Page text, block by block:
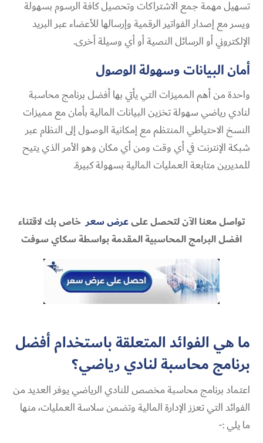
تسهيل مهمة جمع الاشتراكات وتحصيل كافة الرسوم بسهولة
ويسر مع إصدار الفواتير الرقمية وإرسالها للأعضاء عبر البريد
الإلكتروني أو الرسائل النصية أو أي وسيلة أخرى.
أمان البيانات وسهولة الوصول
واحدة من أهم المميزات التي يأتي بها أفضل برنامج محاسبة
لنادي رياضي​ سهولة تخزين البيانات المالية بأمان مع مميزات
النسخ الاحتياطي المنتظم مع إمكانية الوصول إلى النظام عبر
شبكة الإنترنت في أي وقت ومن أي مكان وهو الأمر الذي يتيح
للمديرين متابعة العمليات المالية بسهولة كبيرة.
تواصل معنا الآن لتحصل علىعرض سعر خاص بك لاقتناء
افضل البرامج المحاسبية المقدمة بواسطة سكاي سوفت
ما هي الفوائد المتعلقة باستخدام أفضل
برنامج محاسبة لنادي رياضي​؟
اعتماد برنامج محاسبة مخصص للنادي الرياضي يوفر العديد من
الفوائد التي تعزز الإدارة المالية وتضمن سلاسة العمليات، منها
ما يلي :-